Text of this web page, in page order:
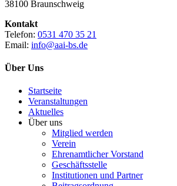
38100 Braunschweig
Kontakt
Telefon: 0531 470 35 21
Email: info@aai-bs.de
Über Uns
Startseite
Veranstaltungen
Aktuelles
Über uns
Mitglied werden
Verein
Ehrenamtlicher Vorstand
Geschäftsstelle
Institutionen und Partner